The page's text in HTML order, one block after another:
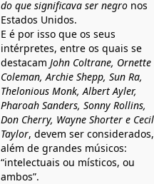
do que significava ser negro nos
Estados Unidos.
E é por isso que os seus
intérpretes, entre os quais se
destacam John Coltrane, Ornette
Coleman, Archie Shepp, Sun Ra,
Thelonious Monk, Albert Ayler,
Pharoah Sanders, Sonny Rollins,
Don Cherry, Wayne Shorter e Cecil
Taylor, devem ser considerados,
além de grandes músicos:
“intelectuais ou místicos, ou
ambos”.